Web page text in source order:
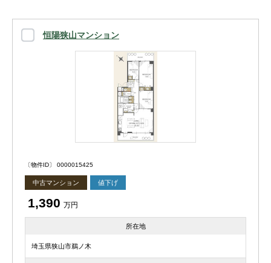
恒陽狭山マンション
〔物件ID〕 0000015425
中古マンション 値下げ
1,390 万円
所在地
埼玉県狭山市鵜ノ木